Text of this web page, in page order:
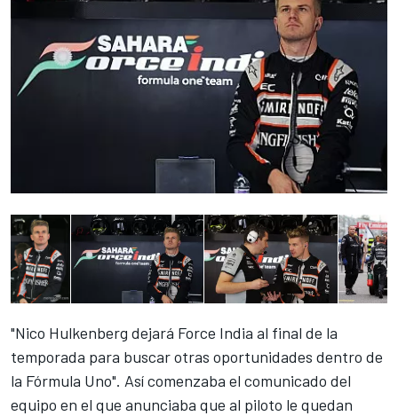
"Nico Hulkenberg dejará Force India al final de la
temporada para buscar otras oportunidades dentro de
la Fórmula Uno". Así comenzaba el comunicado del
equipo en el que anunciaba que al piloto le quedan